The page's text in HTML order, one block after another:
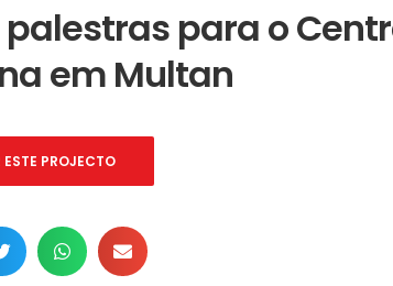
palestras para o
em Multan
PROJECTO